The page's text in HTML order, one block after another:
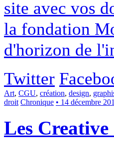
site avec vos
la fondation
d'horizon de
Twitter
Art, CGU, création, design,
droit Chronique • 14 décembre
Les